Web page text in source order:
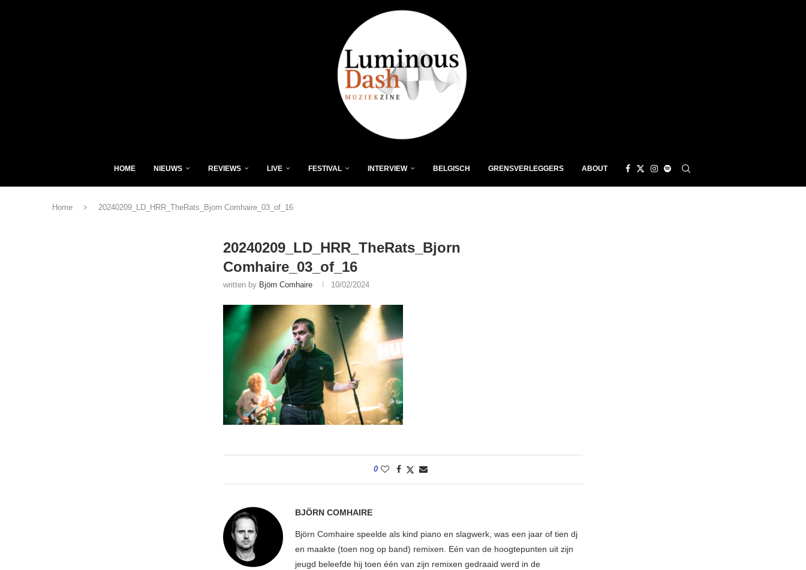
HOME NIEUWS REVIEWS LIVE FESTIVAL INTERVIEW BELGISCH GRENSVERLEGGERS ABOUT
Home 20240209_LD_HRR_TheRats_Bjorn Comhaire_03_of_16
20240209_LD_HRR_TheRats_Bjorn
Comhaire_03_of_16
written by Björn Comhaire 10/02/2024
0
BJÖRN COMHAIRE
Björn Comhaire speelde als kind piano en slagwerk, was een jaar of tien dj
en maakte (toen nog op band) remixen. Eén van de hoogtepunten uit zijn
jeugd beleefde hij toen één van zijn remixen gedraaid werd in de